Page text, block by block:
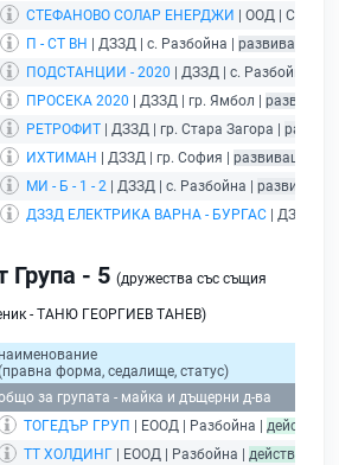
СТЕФАНОВО СОЛАР ЕНЕРДЖИ
| ООД | София
П - СТ ВН | ДЗЗД | с. Разбойна | развиващ
ПОДСТАНЦИИ - 2020 | ДЗЗД | с. Разбойна |
ПРОСЕКА 2020 | ДЗЗД | гр. Ямбол | развиващ
РЕТРОФИТ | ДЗЗД | гр. Стара Загора |
ИХТИМАН | ДЗЗД | гр. София | развиващ
МИ - Б - 1 - 2 | ДЗЗД | с. Разбойна | развиващ
ДЗЗД ЕЛЕКТРИКА ВАРНА - БУРГАС | ДЗЗД |
Група - 5 (дружества със същия
- ТАНЮ ГЕОРГИЕВ ТАНЕВ)
наименование
форма, седалище, статус)
за групата - майка и дъщерни д-ва
ТОГЕДЪР ГРУП | ЕООД | Разбойна | действащ
ТТ ХОЛДИНГ | ЕООД | Разбойна | действащ